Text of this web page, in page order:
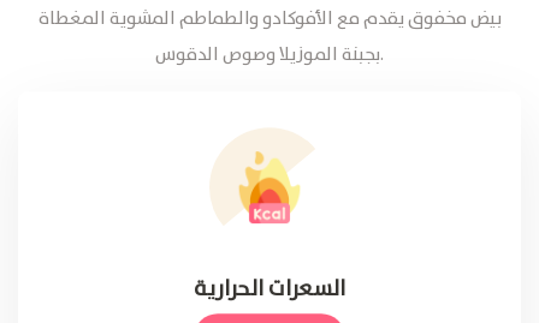
بيض مخفوق يقدم مع الأفوكادو والطماطم المشوية المغطاة
بجبنة الموزيلا وصوص الدقوس.
السعرات الحرارية